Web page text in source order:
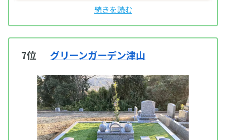
7位 グリーンガーデン津山